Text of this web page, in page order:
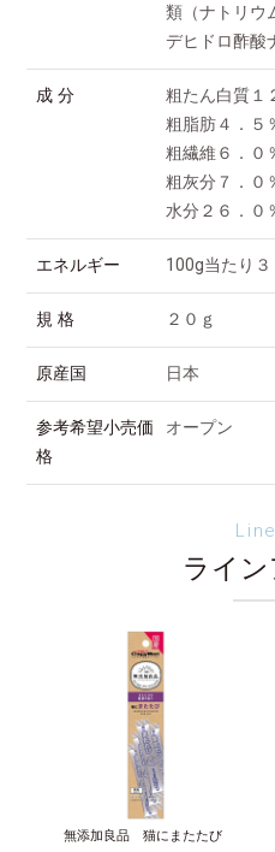
類（ナトリウ
デヒドロ酢酸
成 分
粗たん白質１
粗脂肪４．５
粗繊維６．０
粗灰分７．０
水分２６．０
エネルギー 100g当たり３
規 格 ２０ｇ
原産国 日本
参考希望小売価
格
オープン
ライ
無添加良品 猫にまたたび